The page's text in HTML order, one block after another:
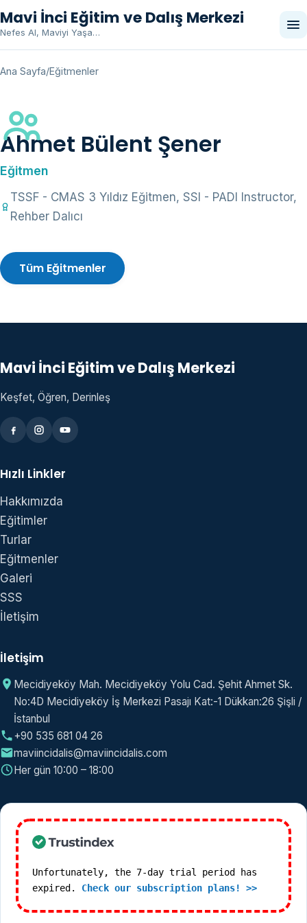
Mavi İnci Eğitim ve Dalış Merkezi
Nefes Al, Maviyi Yaşa…
Ana Sayfa/Eğitmenler
Ahmet Bülent Şener
Eğitmen
TSSF - CMAS 3 Yıldız Eğitmen, SSI - PADI Instructor,
Rehber Dalıcı
Tüm Eğitmenler
Mavi İnci Eğitim ve Dalış Merkezi
Keşfet, Öğren, Derinleş
Hızlı Linkler
Hakkımızda
Eğitimler
Turlar
Eğitmenler
Galeri
SSS
İletişim
İletişim
Mecidiyeköy Mah. Mecidiyeköy Yolu Cad. Şehit Ahmet Sk.
No:4D Mecidiyeköy İş Merkezi Pasajı Kat:-1 Dükkan:26 Şişli /
İstanbul
+90 535 681 04 26
maviincidalis@maviincidalis.com
Her gün 10:00 – 18:00
Unfortunately, the 7-day trial period has
expired. Check our subscription plans! >>